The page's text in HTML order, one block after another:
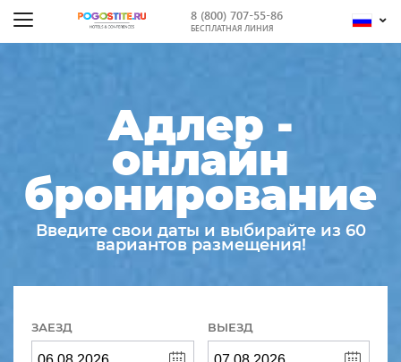
8 (800) 707-55-86
БЕСПЛАТНАЯ ЛИНИЯ
Адлер -
онлайн
бронирование
Введите свои даты и выбирайте из 60
вариантов размещения!
ЗАЕЗД ВЫЕЗД